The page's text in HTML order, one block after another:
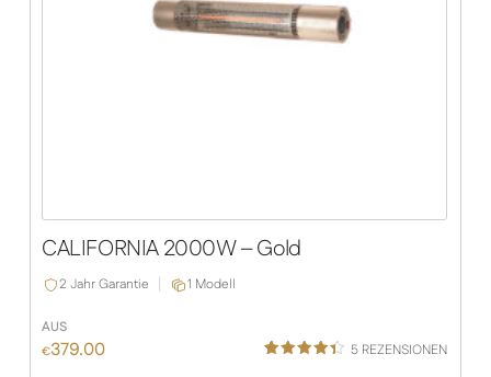
CALIFORNIA 2000W – Gold
2 Jahr Garantie 1 Modell
AUS
€379.00 5REZENSIONEN